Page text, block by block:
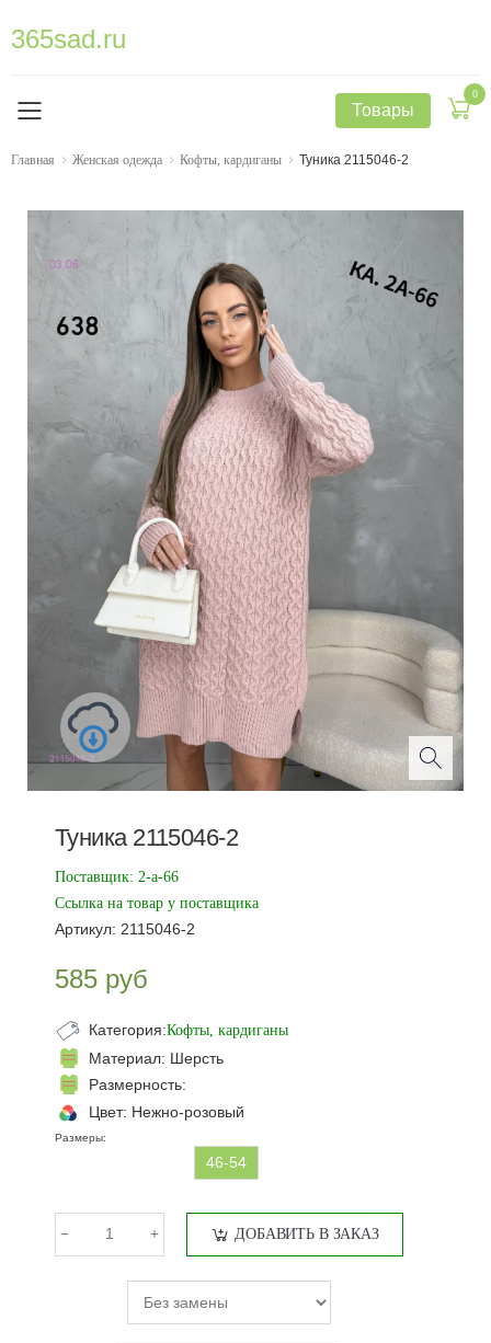
365sad.ru
Товары
0
Главная Женская одежда Кофты, кардиганы Туника 2115046-2
Туника 2115046-2
Поставщик: 2-а-66
Ссылка на товар у поставщика
Артикул: 2115046-2
585 руб
Категория:Кофты, кардиганы
Материал: Шерсть
Размерность:
Цвет: Нежно-розовый
Размеры:
46-54
ДОБАВИТЬ В ЗАКАЗ